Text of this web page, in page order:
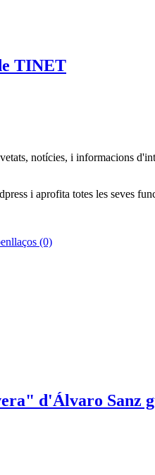
TINET
notícies, i informacions
i aprofita totes les seves
(0)
d'Álvaro Sanz